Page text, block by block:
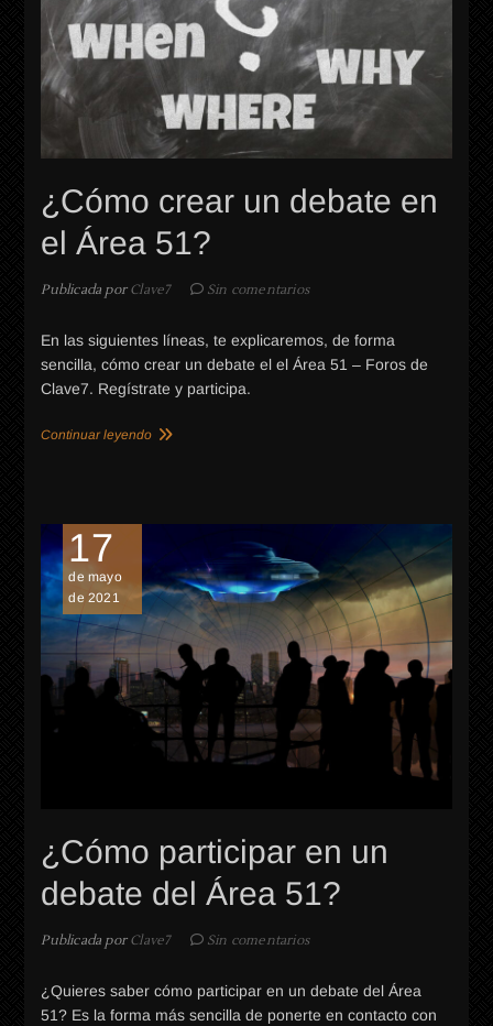
¿Cómo crear un debate en
el Área 51?
Publicada porClave7 Sin comentarios
En las siguientes líneas, te explicaremos, de forma
sencilla, cómo crear un debate el el Área 51 – Foros de
Clave7. Regístrate y participa.
Continuar leyendo
17
de mayo
de 2021
¿Cómo participar en un
debate del Área 51?
Publicada porClave7 Sin comentarios
¿Quieres saber cómo participar en un debate del Área
51? Es la forma más sencilla de ponerte en contacto con